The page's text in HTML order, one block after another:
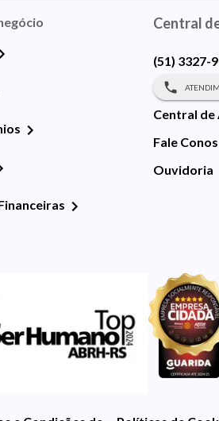
Central
(51) 3327-
Central de
Fale
Ouvidoria